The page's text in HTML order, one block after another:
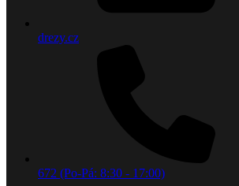
drezy.cz
672 (Po-Pá: 8:30 - 17:00)